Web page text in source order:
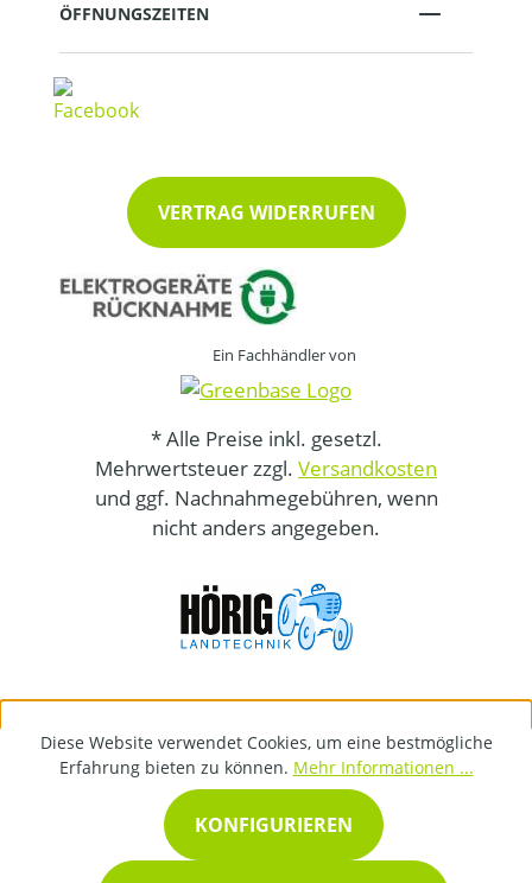
ÖFFNUNGSZEITEN
VERTRAG WIDERRUFEN
Ein Fachhändler von
* Alle Preise inkl. gesetzl.
Mehrwertsteuer zzgl. Versandkosten
und ggf. Nachnahmegebühren, wenn
nicht anders angegeben.
Diese Website verwendet Cookies, um eine bestmögliche
Erfahrung bieten zu können. Mehr Informationen ...
KONFIGURIEREN